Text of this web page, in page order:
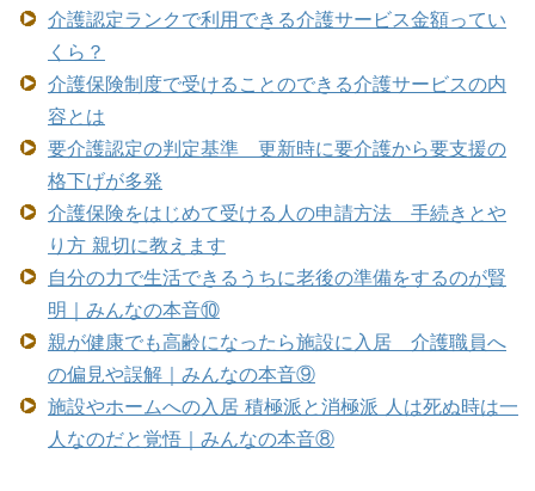
介護認定ランクで利用できる介護サービス金額ってい
くら？
介護保険制度で受けることのできる介護サービスの内
容とは
要介護認定の判定基準 更新時に要介護から要支援の
格下げが多発
介護保険をはじめて受ける人の申請方法 手続きとや
り方 親切に教えます
自分の力で生活できるうちに老後の準備をするのが賢
明｜みんなの本音⑩
親が健康でも高齢になったら施設に入居 介護職員へ
の偏見や誤解｜みんなの本音⑨
施設やホームへの入居 積極派と消極派 人は死ぬ時は一
人なのだと覚悟｜みんなの本音⑧